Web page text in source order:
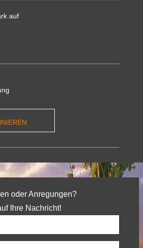
auf
oder Anregungen?
Ihre Nachricht!